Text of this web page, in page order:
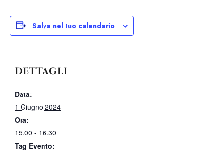
Salva nel tuo calendario
DETTAGLI
Data:
1 Giugno 2024
Ora:
15:00 - 16:30
Tag Evento: